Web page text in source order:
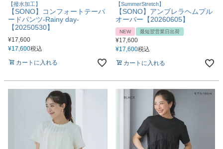
【撥水加工】
【SONO】コンフォートテーパ
ードパンツ-Rainy day-
【20250530】
¥17,600
¥17,600税込
カートに入れる
【SummerStretch】
【SONO】アンブレラヘムプル
オーバー【20260605】
NEW 最短翌営業日出荷
¥17,600
¥17,600税込
カートに入れる